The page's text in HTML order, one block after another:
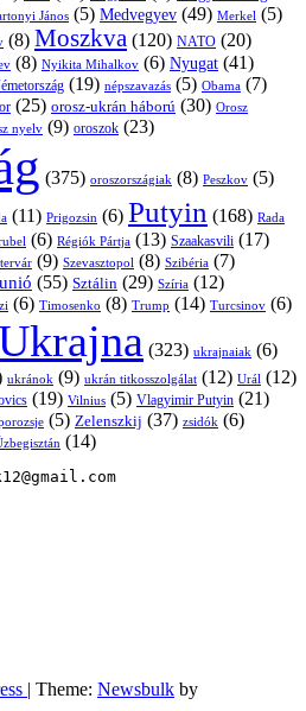
János (5) Medvegyev (49) Merkel (5)
(8) Moszkva (120) NATO (20)
(8) Nyikita Mihalkov (6) Nyugat (41)
(19) népszavazás (5) Obama (7)
(25) orosz-ukrán háború (30) Orosz
nyelv (9) oroszok (23)
(375) oroszországiak (8) Peszkov (5)
(11) Prigozsin (6) Putyin (168) Rada
(6) Régiók Pártja (13) Szaakasvili (17)
(9) Szevasztopol (8) Szibéria (7)
(55) Sztálin (29) Szíria (12)
(6) Timosenko (8) Trump (14) Turcsinov (6)
(323) ukrajnaiak (6)
ukránok (9) ukrán titkosszolgálat (12) Urál (12)
(19) Vilnius (5) Vlagyimir Putyin (21)
(5) Zelenszkij (37) zsidók (6)
(14)
Theme: Newsbulk by